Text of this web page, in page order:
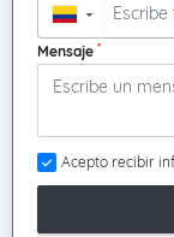
▼
Mensaje *
Acepto recibir